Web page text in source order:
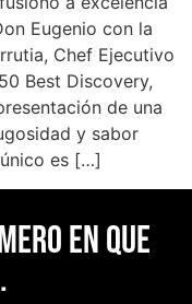
Eugenio con la
Chef Ejecutivo
Best Discovery,
de una
y sabor
es […]
en Que